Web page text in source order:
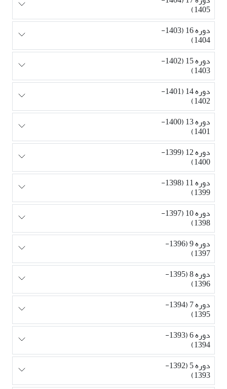
1405)
دوره 16 (1403-
1404)
دوره 15 (1402-
1403)
دوره 14 (1401-
1402)
دوره 13 (1400-
1401)
دوره 12 (1399-
1400)
دوره 11 (1398-
1399)
دوره 10 (1397-
1398)
دوره 9 (1396-
1397)
دوره 8 (1395-
1396)
دوره 7 (1394-
1395)
دوره 6 (1393-
1394)
دوره 5 (1392-
1393)